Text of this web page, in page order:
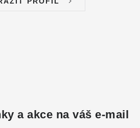
a akce na váš e-mail